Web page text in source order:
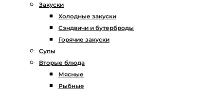
Закуски
Холодные закуски
Сэндвичи и бутерброды
Горячие закуски
Супы
Вторые блюда
Мясные
Рыбные